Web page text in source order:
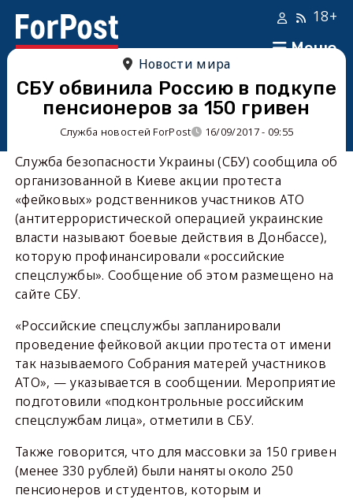
Меню
18+
Новости мира
СБУ обвинила Россию в подкупе
пенсионеров за 150 гривен
Служба новостей ForPost 16/09/2017 - 09:55
Служба безопасности Украины (СБУ) сообщила об
организованной в Киеве акции протеста
«фейковых» родственников участников АТО
(антитеррористической операцией украинские
власти называют боевые действия в Донбассе),
которую профинансировали «российские
спецслужбы». Сообщение об этом размещено на
сайте СБУ.
«Российские спецслужбы запланировали
проведение фейковой акции протеста от имени
так называемого​​ Собрания матерей участников
АТО», — указывается в сообщении. Мероприятие
подготовили «подконтрольные российским
спецслужбам лица», отметили в СБУ.
Также говорится, что для массовки за 150 гривен
(менее 330 рублей) были наняты около 250
пенсионеров и студентов, которым и